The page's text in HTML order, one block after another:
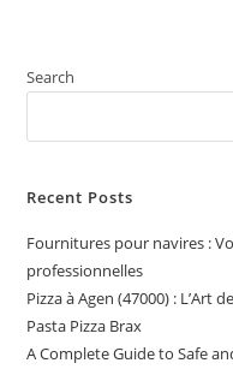
Search
Recent Posts
Fournitures pour navires :
professionnelles
Pizza à Agen (47000) : L’Art
Pasta Pizza Brax
A Complete Guide to Safe